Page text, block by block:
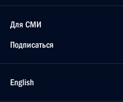
Для СМИ
Подписаться
English